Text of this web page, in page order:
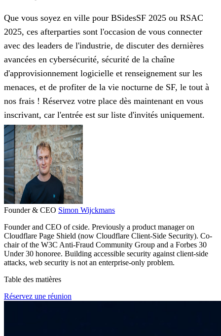
Que vous soyez en ville pour BSidesSF 2025 ou RSAC
2025, ces afterparties sont l'occasion de vous connecter
avec des leaders de l'industrie, de discuter des dernières
avancées en cybersécurité, sécurité de la chaîne
d'approvisionnement logicielle et renseignement sur les
menaces, et de profiter de la vie nocturne de SF, le tout à
nos frais ! Réservez votre place dès maintenant en vous
inscrivant, car l'entrée est sur liste d'invités uniquement.
Founder & CEO Simon Wijckmans
Founder and CEO of cside. Previously a product manager on
Cloudflare Page Shield (now Cloudflare Client-Side Security). Co-
chair of the W3C Anti-Fraud Community Group and a Forbes 30
Under 30 honoree. Building accessible security against client-side
attacks, web security is not an enterprise-only problem.
Table des matières
Réservez une réunion